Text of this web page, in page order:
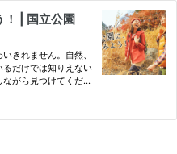
！ | 国立公園
きれません。自然、
だけでは知りえない
がら見つけてくださ